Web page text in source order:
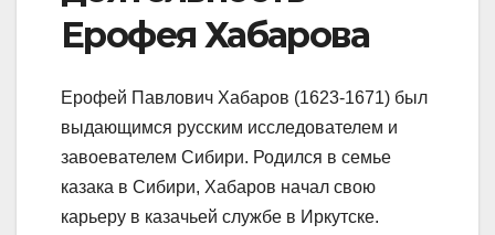
Ерофея Хабарова
Ерофей Павлович Хабаров (1623-1671) был
выдающимся русским исследователем и
завоевателем Сибири. Родился в семье
казака в Сибири, Хабаров начал свою
карьеру в казачьей службе в Иркутске.